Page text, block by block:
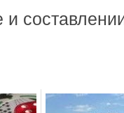
и